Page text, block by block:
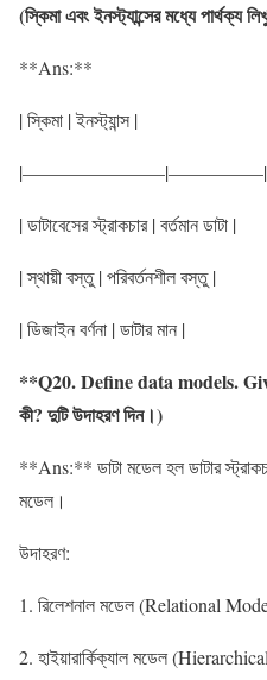
(স্কিমাএবংইনস্ট্যান্সেরমধ্যেপার্থক্য
**Ans:**
| স্কিমা | ইনস্ট্যান্স |
|———————–|—————|
| ডাটাবেসের স্ট্রাকচার | বর্তমান ডাটা |
| স্থায়ী বস্তু | পরিবর্তনশীল বস্তু |
| ডিজাইন বর্ণনা | ডাটার মান |
**Q20. Define data models.
কী? দুটি উদাহরণ দিন।)
**Ans:** ডাটা মডেল হল ডাটার
মডেল।
উদাহরণ:
1. রিলেশনাল মডেল (Relational
2. হাইয়ারার্কিক্যাল মডেল